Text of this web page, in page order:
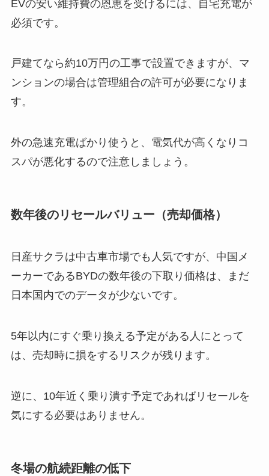
EVの安い維持費の恩恵を受けるには、自宅充電が
必須です。
戸建てなら約10万円の工事で設置できますが、マ
ンションの場合は管理組合の許可が必要になりま
す。
外の急速充電ばかり使うと、電気代が高くなりコ
スパが悪化するので注意しましょう。
数年後のリセールバリュー（売却価格）
日産サクラは中古車市場でも人気ですが、中国メ
ーカーであるBYDの数年後の下取り価格は、まだ
日本国内でのデータが少ないです。
5年以内にすぐ乗り換える予定がある人にとって
は、売却時に損をするリスクが残ります。
逆に、10年近く乗り潰す予定であればリセールを
気にする必要はありません。
冬場の航続距離の低下